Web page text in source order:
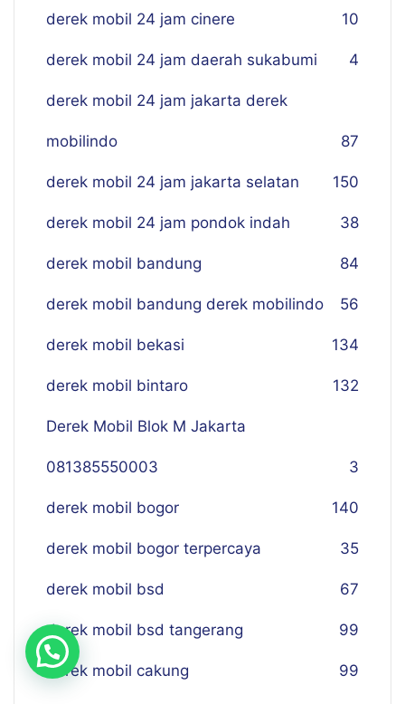
derek mobil 24 jam cinere 10
derek mobil 24 jam daerah sukabumi 4
derek mobil 24 jam jakarta derek
mobilindo 87
derek mobil 24 jam jakarta selatan 150
derek mobil 24 jam pondok indah 38
derek mobil bandung 84
derek mobil bandung derek mobilindo 56
derek mobil bekasi 134
derek mobil bintaro 132
Derek Mobil Blok M Jakarta
081385550003 3
derek mobil bogor 140
derek mobil bogor terpercaya 35
derek mobil bsd 67
derek mobil bsd tangerang 99
derek mobil cakung 99